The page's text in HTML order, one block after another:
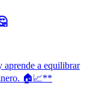
aprende a equilibrar
🏠📈**